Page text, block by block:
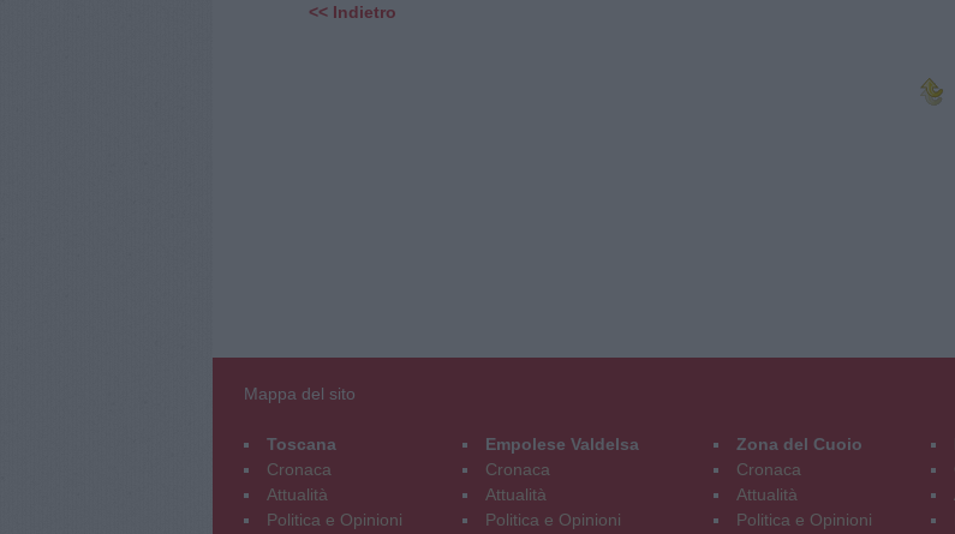
<< Indietro
Mappa del sito
Toscana
Cronaca
Attualità
Politica e Opinioni
Empolese Valdelsa
Cronaca
Attualità
Politica e Opinioni
Zona del Cuoio
Cronaca
Attualità
Politica e Opinioni